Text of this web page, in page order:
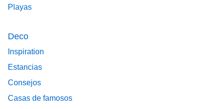
Playas
Deco
Inspiration
Estancias
Consejos
Casas de famosos